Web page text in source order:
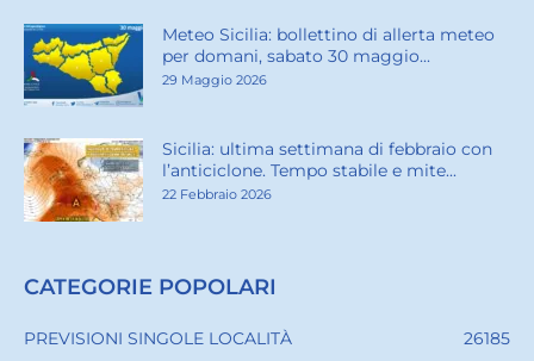
Meteo Sicilia: bollettino di allerta meteo
per domani, sabato 30 maggio...
29 Maggio 2026
Sicilia: ultima settimana di febbraio con
l’anticiclone. Tempo stabile e mite...
22 Febbraio 2026
CATEGORIE POPOLARI
PREVISIONI SINGOLE LOCALITÀ
26185